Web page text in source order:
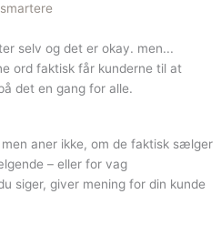
selv og det er okay. men...
ord faktisk får kunderne til at
det en gang for alle.
aner ikke, om de faktisk sælger
– eller for vag
siger, giver mening for din kunde